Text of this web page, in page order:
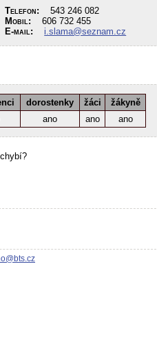
Telefon: 543 246 082
Mobil: 606 732 455
E-mail:
i.slama@seznam.cz
dorostenky žáci
žákyně
ano ano ano